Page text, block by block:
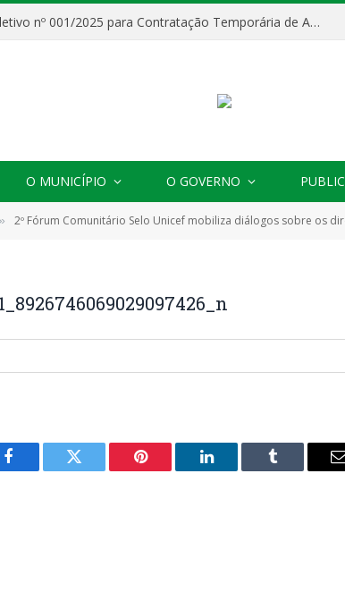
Processo Seletivo nº 001/2025 para Contratação Temporária de Agentes Comunitários de Saúde (ACS)
O MUNICÍPIO O GOVERNO
» 2º Fórum Comunitário Selo Unicef mobiliza diálogos sobre os
Facebook Twitter Pinterest LinkedIn Tumblr